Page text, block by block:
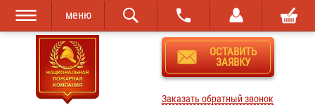
Перейти к
основному
содержанию
Skip to
navigation
меню
ОСТАВИТЬ
ЗАЯВКУ
Заказать обратный звонок